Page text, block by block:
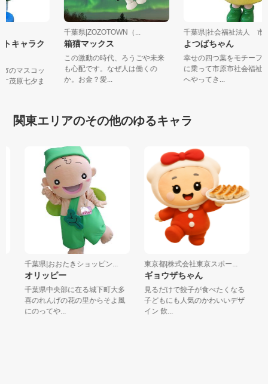
トキャラク
市のマスコッ
す茂原七夕ま
千葉県|ZOZOTOWN（...
箱猫マックス
この激動の時代、ろうごや未来
も心配です。なぜ人は働くの
か。お金？愛...
千葉県|社会福祉法人
よつばちゃん
幸せの四つ葉をモチー
に乗って市原市社会福
へやってき...
関東エリアのその他のゆるキャラ
千葉県|おおたきショッピン...
オリッピー
千葉県中央部に在る城下町大多
喜のれんげの花の里からそよ風
にのってや...
東京都|株式会社東京スポー...
ギョウザちゃん
見るだけで餃子が食べたくなる
子どもにも人気のかわいいデザ
イン 飲...